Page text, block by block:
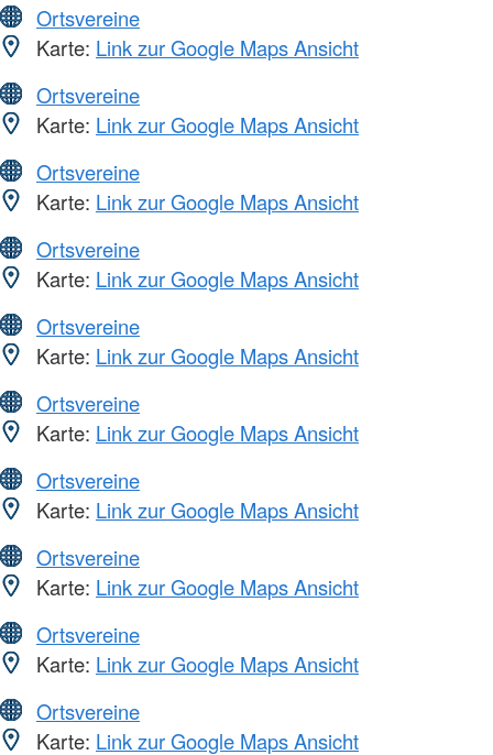
Ortsvereine
Karte: Link zur Google Maps Ansicht
Ortsvereine
Karte: Link zur Google Maps Ansicht
Ortsvereine
Karte: Link zur Google Maps Ansicht
Ortsvereine
Karte: Link zur Google Maps Ansicht
Ortsvereine
Karte: Link zur Google Maps Ansicht
Ortsvereine
Karte: Link zur Google Maps Ansicht
Ortsvereine
Karte: Link zur Google Maps Ansicht
Ortsvereine
Karte: Link zur Google Maps Ansicht
Ortsvereine
Karte: Link zur Google Maps Ansicht
Ortsvereine
Karte: Link zur Google Maps Ansicht